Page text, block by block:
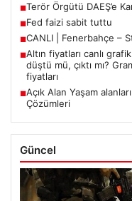
■Terör Örgütü DAEŞ’e
■Fed faizi sabit tuttu
■CANLI | Fenerbahçe –
■Altın fiyatları canlı
düştü mü, çıktı mı?
fiyatları
■Açık Alan Yaşam
Çözümleri
Güncel